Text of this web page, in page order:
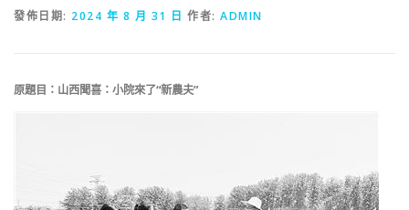
發佈日期: 2024 年 8 月 31 日 作者: ADMIN
原題目：山西聞喜：小院來了“新農夫”